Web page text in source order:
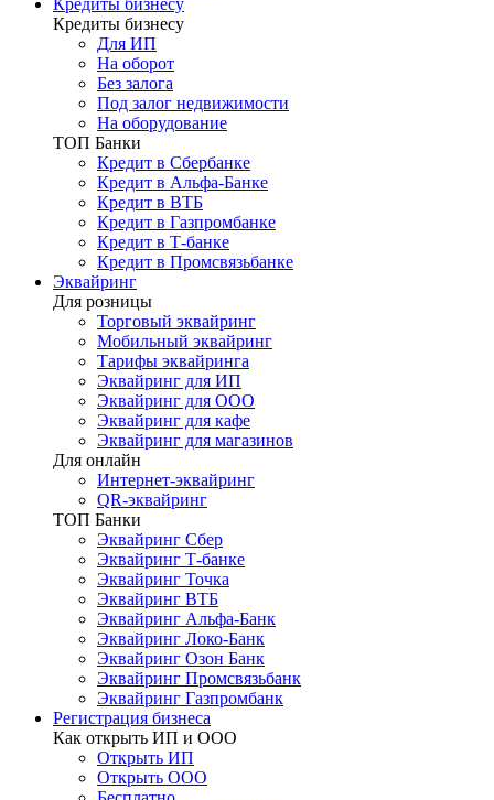
Кредиты бизнесу
Кредиты бизнесу
Для ИП
На оборот
Без залога
Под залог недвижимости
На оборудование
ТОП Банки
Кредит в Сбербанке
Кредит в Альфа-Банке
Кредит в ВТБ
Кредит в Газпромбанке
Кредит в Т-банке
Кредит в Промсвязьбанке
Эквайринг
Для розницы
Торговый эквайринг
Мобильный эквайринг
Тарифы эквайринга
Эквайринг для ИП
Эквайринг для ООО
Эквайринг для кафе
Эквайринг для магазинов
Для онлайн
Интернет-эквайринг
QR-эквайринг
ТОП Банки
Эквайринг Сбер
Эквайринг Т-банке
Эквайринг Точка
Эквайринг ВТБ
Эквайринг Альфа-Банк
Эквайринг Локо-Банк
Эквайринг Озон Банк
Эквайринг Промсвязьбанк
Эквайринг Газпромбанк
Регистрация бизнеса
Как открыть ИП и ООО
Открыть ИП
Открыть ООО